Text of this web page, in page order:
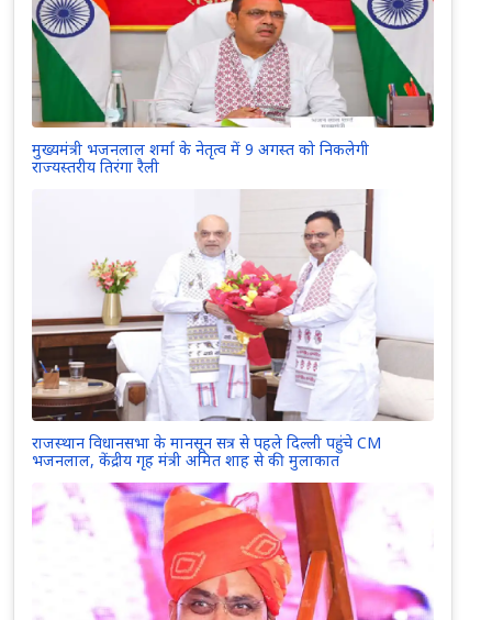
मुख्यमंत्री भजनलाल शर्मा के नेतृत्व में 9 अगस्त को निकलेगी
राज्यस्तरीय तिरंगा रैली
राजस्थान विधानसभा के मानसून सत्र से पहले दिल्ली पहुंचे CM
भजनलाल, केंद्रीय गृह मंत्री अमित शाह से की मुलाकात